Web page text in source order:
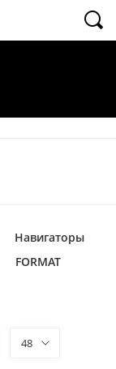
Навигаторы
FORMAT
48